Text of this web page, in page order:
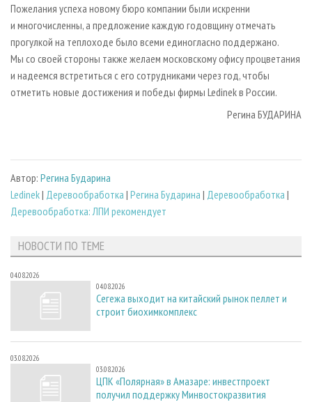
Пожелания успеха новому бюро компании были искренни
и многочисленны, а предложение каждую годовщину отмечать
прогулкой на теплоходе было всеми единогласно поддержано.
Мы со своей стороны также желаем московскому офису процветания
и надеемся встретиться с его сотрудниками через год, чтобы
отметить новые достижения и победы фирмы Ledinek в России.
Регина БУДАРИНА
Автор: Регина Бударина
Ledinek| Деревообработка | Регина Бударина | Деревообработка |
Деревообработка: ЛПИ рекомендует
НОВОСТИ ПО ТЕМЕ
04.08.2026
04.08.2026
Сегежа выходит на китайский рынок пеллет и
строит биохимкомплекс
03.08.2026
03.08.2026
ЦПК «Полярная» в Амазаре: инвестпроект
получил поддержку Минвостокразвития